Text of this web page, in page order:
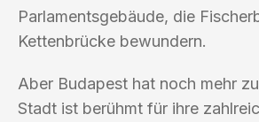
Parlamentsgebäude, die
Kettenbrücke bewundern.
Aber Budapest hat noch mehr
Stadt ist berühmt für ihre